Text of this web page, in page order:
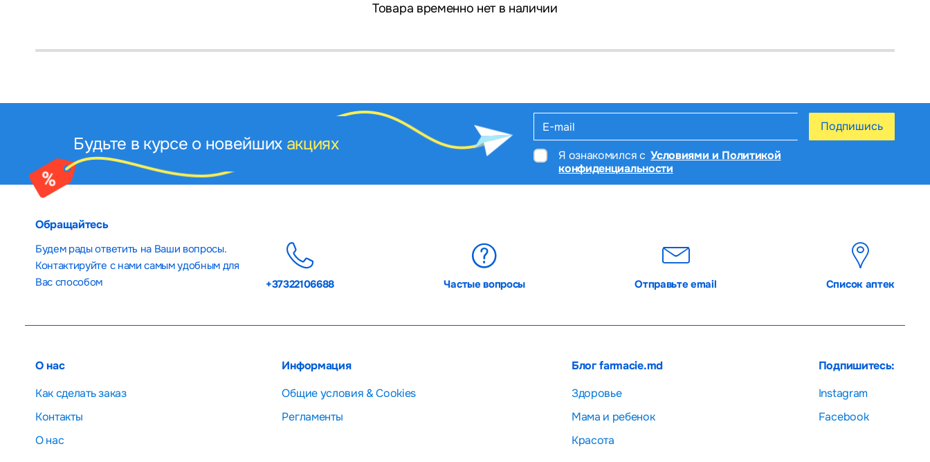
Товара временно нет в наличии
Будьте в курсе о новейших акциях
Я ознакомился с Условиями и Политикой
конфиденциальности
Подпишись
Обращайтесь
Будем рады ответить на Ваши вопросы.
Контактируйте с нами самым удобным для
Вас способом
+37322106688 Частые вопросы Отправьте email Список аптек
О нас
Как сделать заказ
Контакты
О нас
Информация
Общие условия & Cookies
Регламенты
Блог farmacie.md
Здоровье
Мама и ребенок
Красота
Подпишитесь:
Instagram
Facebook